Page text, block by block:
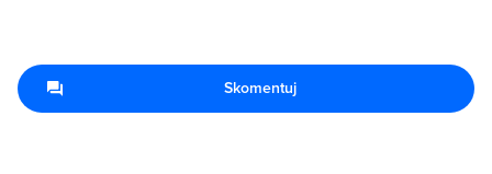
Skomentuj